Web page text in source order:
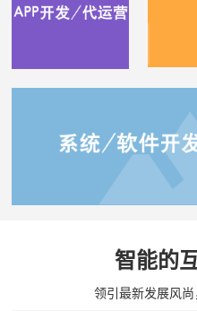
智能的
领引最新发展风